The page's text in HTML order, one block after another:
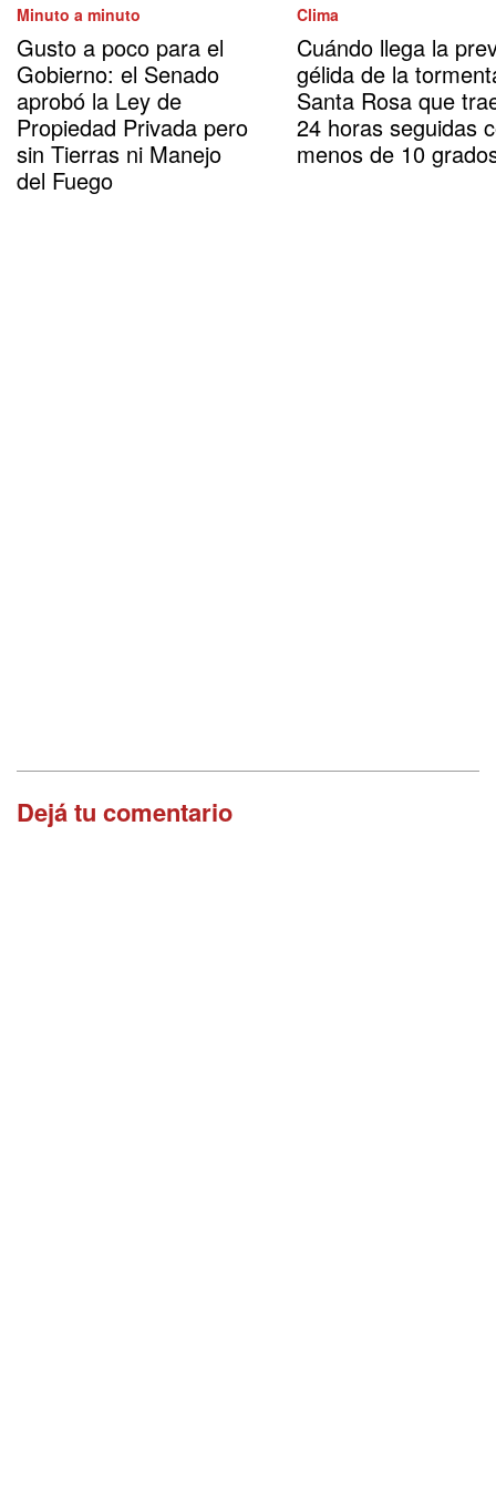
Minuto a minuto
Gusto a poco para el
Gobierno: el Senado
aprobó la Ley de
Propiedad Privada pero
sin Tierras ni Manejo
del Fuego
Clima
Cuándo llega la
gélida de la
Santa Rosa que
24 horas seguidas
menos de 10
Dejá tu comentario